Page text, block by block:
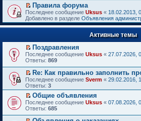
й
т
и
к
п
в
о
м
у
н
е
п
р
о
ч
и
а
П
е
р
е
т
и
к
п
р
в
о
м
у
н
е
п
Правила форума
Последнее сообщение Uksus « 18.02.2013,
Добавлено в разделе Объявления
Активные темы
П
е
е
й
т
и
к
п
е
в
Поздравления
Последнее сообщение Uksus « 27.07.2026,
Ответы: 869
П
е
р
е
й
т
и
Re: Как правильно заполнить
Последнее сообщение Sverm « 29.02.2016,
Ответы: 3
П
е
е
Общие объявления
Последнее сообщение Uksus « 07.08.2026,
Ответы: 685